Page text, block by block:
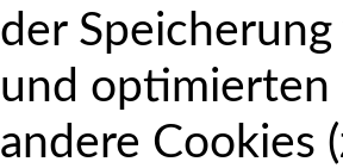
der
und optimierten
andere Cookies